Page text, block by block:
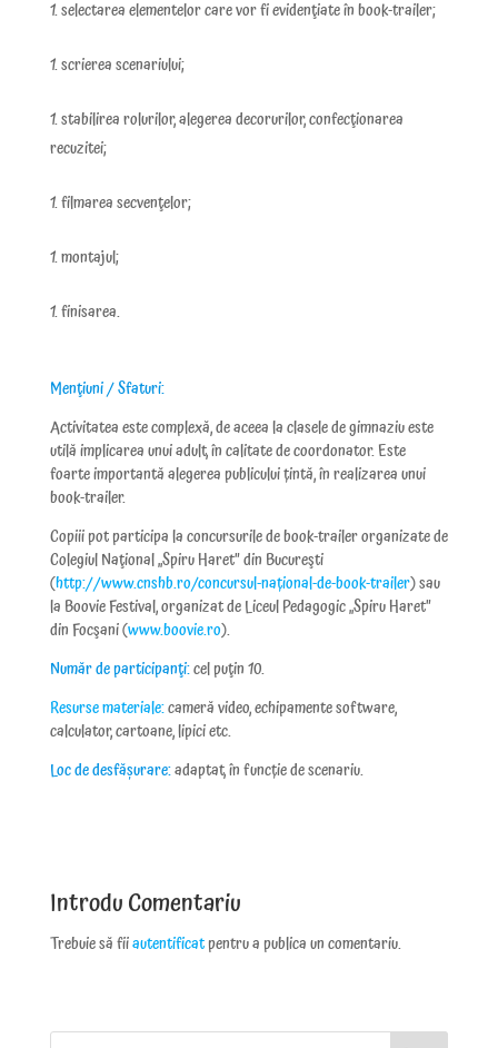
selectarea elementelor care vor fi evidenţiate în book-trailer;
scrierea scenariului;
stabilirea rolurilor, alegerea decorurilor, confecţionarea
recuzitei;
filmarea secvenţelor;
montajul;
finisarea.
Menţiuni / Sfaturi:
Activitatea este complexă, de aceea la clasele de gimnaziu este
utilă implicarea unui adult, în calitate de coordonator. Este
foarte importantă alegerea publicului țintă, în realizarea unui
book-trailer.
Copiii pot participa la concursurile debook-trailerorganizate de
Colegiul Naţional „Spiru Haret” din Bucureşti
(http://www.cnshb.ro/concursul-național-de-book-trailer) sau
la Boovie Festival, organizat de Liceul Pedagogic „Spiru Haret”
din Focşani (www.boovie.ro).
Număr de participanţi:cel puţin 10.
Resurse materiale:cameră video, echipamente software,
calculator, cartoane, lipici etc.
Loc de desfășurare:adaptat, în funcție de scenariu.
Introdu Comentariu
Trebuie să fiiautentificatpentru a publica un comentariu.